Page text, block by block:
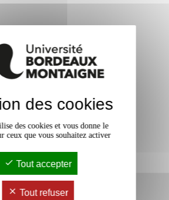
Non
des cookies
des cookies et vous donne le
ceux que vous souhaitez activer
Tout accepter
Tout refuser